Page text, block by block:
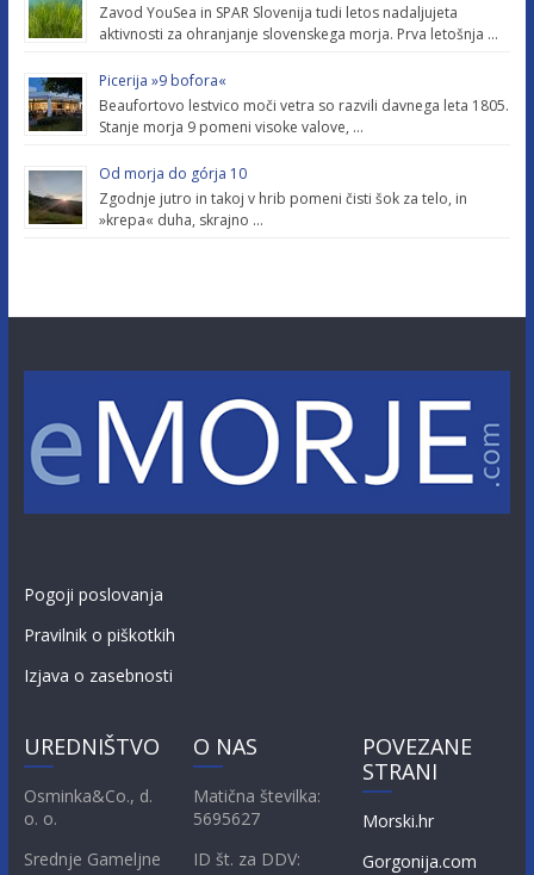
Zavod YouSea in SPAR Slovenija tudi letos nadaljujeta
aktivnosti za ohranjanje slovenskega morja. Prva letošnja …
Picerija »9 bofora«
Beaufortovo lestvico moči vetra so razvili davnega leta 1805.
Stanje morja 9 pomeni visoke valove, …
Od morja do górja 10
Zgodnje jutro in takoj v hrib pomeni čisti šok za telo, in
»krepa« duha, skrajno …
Pogoji poslovanja
Pravilnik o piškotkih
Izjava o zasebnosti
UREDNIŠTVO
Osminka&Co., d.
o. o.
Srednje Gameljne
O NAS
Matična številka:
5695627
ID št. za DDV:
POVEZANE
STRANI
Morski.hr
Gorgonija.com